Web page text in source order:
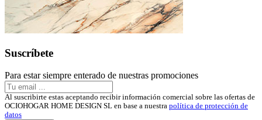
Suscríbete
Para estar siempre enterado de nuestras promociones
Al suscribirte estas aceptando recibir información comercial sobre las ofertas de
OCIOHOGAR HOME DESIGN SL en base a nuestra política de protección de
datos